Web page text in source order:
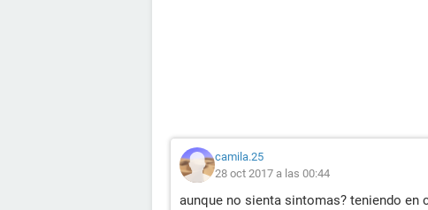
camila.25
28 oct 2017 a las 00:44
aunque no sienta sintomas? teniendo en